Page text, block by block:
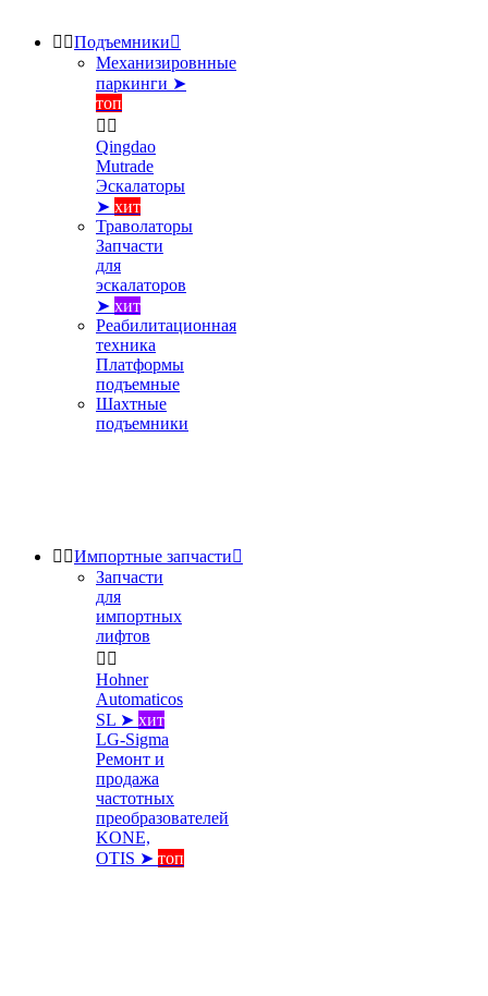
 Подъемники
Механизировнные
паркинги ➤
топ
 
Qingdao
Mutrade
Эскалаторы
➤ хит
Траволаторы
Запчасти
для
эскалаторов
➤ хит
Реабилитационная
техника
Платформы
подъемные
Шахтные
подъемники
 Импортные запчасти
Запчасти
для
импортных
лифтов
 
Hohner
Automaticos
SL ➤ хит
LG-Sigma
Ремонт и
продажа
частотных
преобразователей
KONE,
OTIS ➤ топ